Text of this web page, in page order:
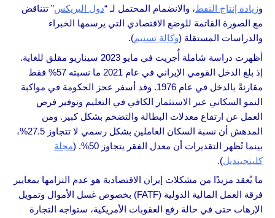
وزيادة إنتاج النفط، والانضمام المحتمل لـ “دول البريكس” تتناقض
مع الصورة القاتمة للوضع الاقتصادي التي يرسمها الخبراء
والدراسات المستقلة (وكالة تسنيم).
أظهرت دراسة شاملة أُجريت في مايو 2023 سيناريو مقلق للغاية.
إذ بلغ الدخل القومي الإيراني في عام 2021 ما نسبته 57% فقط
مقارنةً بالدخل في عام 1976. وقد أسفر عجز الحكومة في مواكبة
النمو السكاني عبر الاستثمار الكافي في التعليم وتوفير فرص
العمل عن ارتفاع معدلات البطالة والتضخم بشكل كبير. ومن
المدهش أن نسبة السكان العاملين بشكل رسمي لا تتجاوز 27.5%،
بينما تُظهر التقديرات أن معدل الفقر يتجاوز 50%. (
مجلة
كلينجينديل).
ما يُعقد مزيدًا من مشكلات إيران الاقتصادية هو عدم التزامها بمعايير
فرقة العمل المالية الدولية (FATF) بخصوص غسل الأموال وتمويل
الإرهاب حتى في حالة رفع العقوبات الأمريكية، ستواجه التجارة